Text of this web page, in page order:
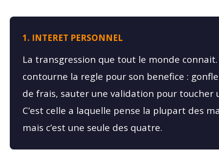
1. INTERET PERSONNEL
La transgression que tout le monde
contourne la regle pour son benefice :
de frais, sauter une validation pour toucher
C’est celle a laquelle pense la plupart des
mais c’est une seule des quatre.